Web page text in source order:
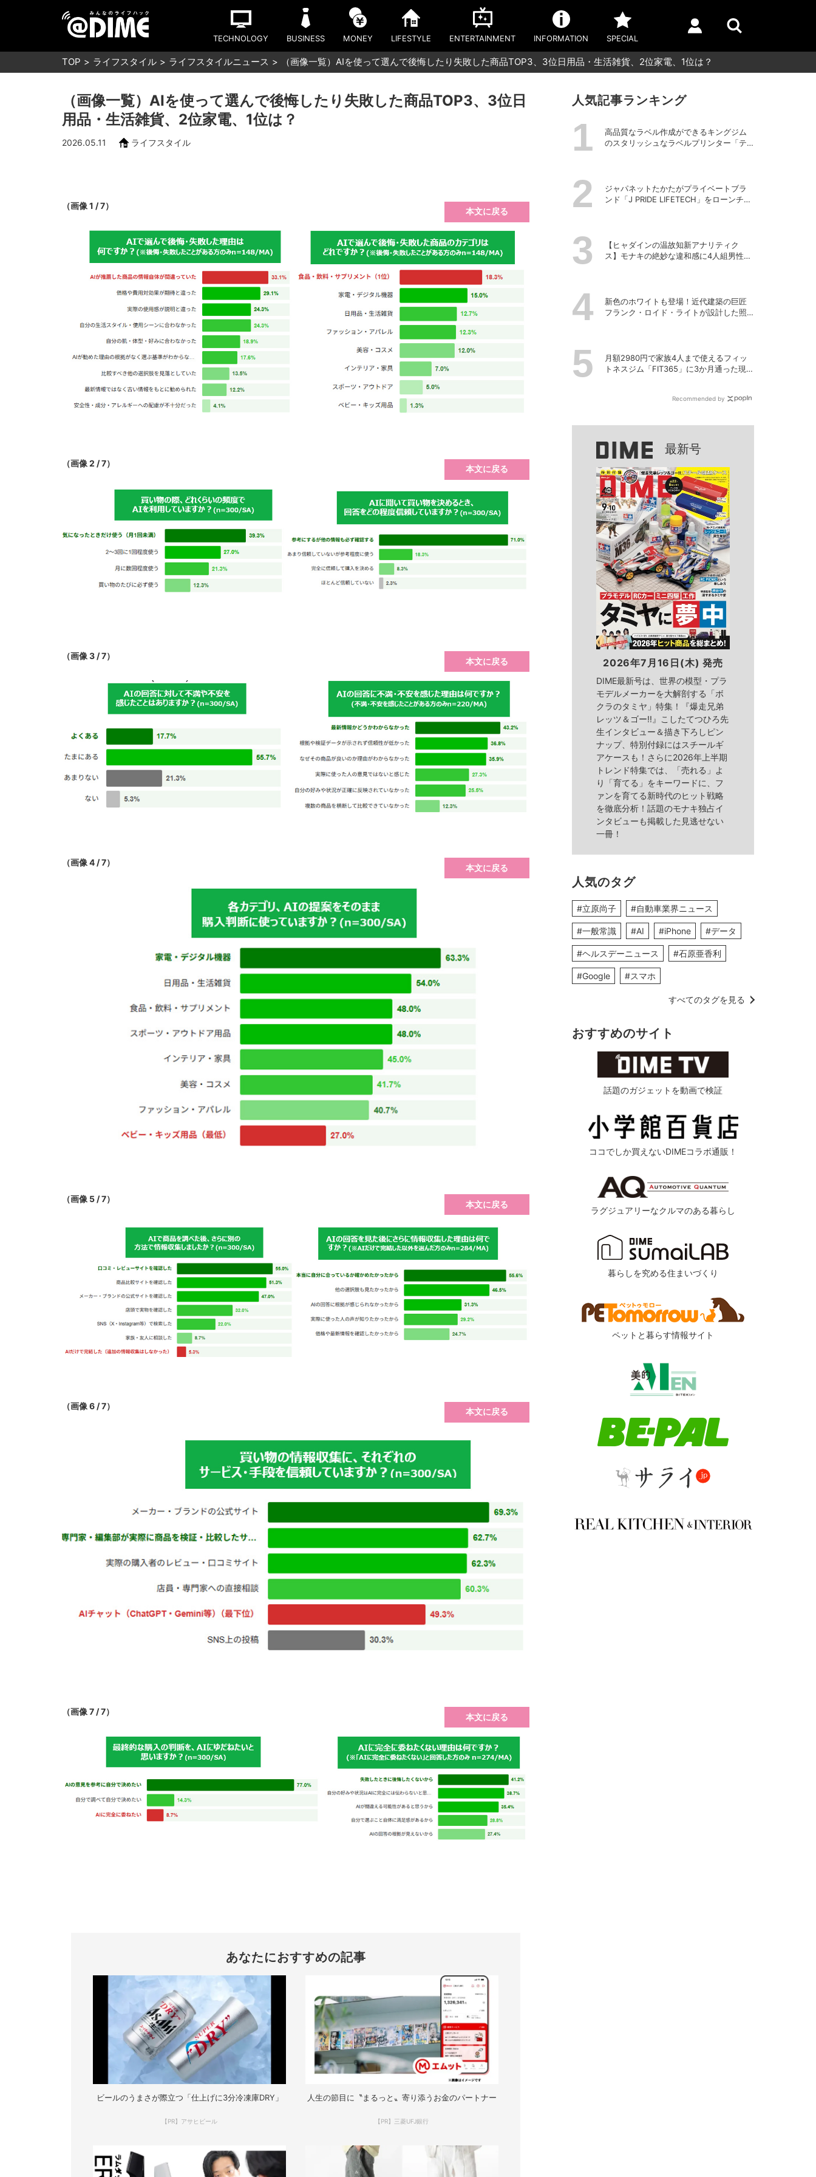
TECHNOLOGY BUSINESS MONEY LIFESTYLE ENTERTAINMENT INFORMATION SPECIAL
TOP ライフスタイル ライフスタイルニュース （画像一覧）AIを使って選んで後悔したり失敗した商品TOP3、3位日用品・生活雑貨、2位家電、1位は？
（画像一覧）AIを使って選んで後悔したり失敗した商品TOP3、3位日
用品・生活雑貨、2位家電、1位は？
2026.05.11 ライフスタイル
（画像 1 / 7）
本文に戻る
（画像 2 / 7）
本文に戻る
（画像 3 / 7）
本文に戻る
（画像 4 / 7）
本文に戻る
（画像 5 / 7）
本文に戻る
（画像 6 / 7）
本文に戻る
（画像 7 / 7）
本文に戻る
あなたにおすすめの記事
ビールのうまさが際立つ「仕上げに3分冷凍庫DRY」
【PR】アサヒビール
人生の節目に〝まるっと〟寄り添うお金のパートナー
【PR】三菱UFJ銀行
人気記事ランキング
高品質なラベル作成ができるキングジム
のスタリッシュなラベルプリンター「テ
ジャパネットたかたがプライベートブラ
ンド「J PRIDE LIFETECH」をローンチ、
【ヒャダインの温故知新アナリティク
ス】モナキの絶妙な違和感に4人組男性グ
新色のホワイトも登場！近代建築の巨匠
フランク・ロイド・ライトが設計した照
月額2980円で家族4人まで使えるフィッ
トネスジム「FIT365」に3か月通った現在
Recommended by
最新号
2026年7月16日(木) 発売
DIME最新号は、世界の模型・プラ
モデルメーカーを大解剖する「ボ
クラのタミヤ」特集！『爆走兄弟
レッツ＆ゴー!!』こしたてつひろ先
生インタビュー＆描き下ろしピン
ナップ、特別付録にはスチールギ
アケースも！さらに2026年上半期
トレンド特集では、「売れる」よ
り「育てる」をキーワードに、フ
ァンを育てる新時代のヒット戦略
を徹底分析！話題のモナキ独占イ
ンタビューも掲載した見逃せない
一冊！
人気のタグ
#立原尚子 #自動車業界ニュース
#一般常識 #AI #iPhone #データ
#ヘルスデーニュース #石原亜香利
#Google #スマホ
すべてのタグを見る
おすすめのサイト
話題のガジェットを動画で検証
ココでしか買えないDIMEコラボ通販！
ラグジュアリーなクルマのある暮らし
暮らしを究める住まいづくり
ペットと暮らす情報サイト